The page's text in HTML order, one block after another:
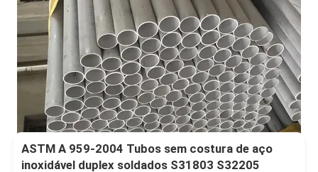
ASTM A 959-2004 Tubos sem costura de aço
inoxidável duplex soldados S31803 S32205